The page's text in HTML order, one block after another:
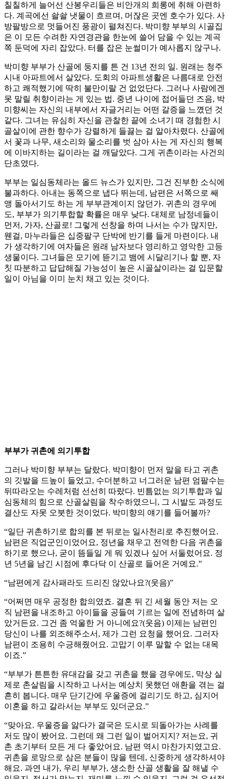
칠칠하게 늘어선 산봉우리들은 비안개의 희롱에 취해 아련하
다. 계곡에선 솰솰 냇물이 흐르며, 머잖은 곳엔 호수가 있다. 사
방팔방으로 멋들어진 풍광이 펼쳐진다. 박미향 부부의 시골집
은 이 모든 수려한 자연경관을 한눈에 쓸어 담을 수 있는 계곡
쪽 둔덕에 자리 잡았다. 터를 잡은 눈썰미가 예사롭지 않구나.
박미향 부부가 산골에 둥지를 튼 건 13년 전의 일. 원래는 청주
시내 아파트에서 살았다. 도회의 아파트생활은 나름대로 안전
하고 쾌적했기에 딱히 불만이랄 건 없었단다. 그러나 사람에겐
못 말릴 취향이라는 게 있는 법. 중년 나이에 접어들던 즈음, 박
미향씨는 자신의 내부에서 자글거리는 어떤 갈증을 느꼈던 것
같다. 그녀는 유심히 자신을 관찰한 끝에 소녀기 때 경험한 시
골살이에 관한 향수가 강렬하게 들끓는 걸 알아차렸다. 산골에
서 꽃과 나무, 새소리와 물소리를 벗 삼아 사는 게 자신의 행복
에 이바지하는 길이라는 걸 깨달았다. 그게 귀촌이라는 사건의
단초였다.
부부는 일심동체라는 올드 뉴스가 있지만, 그건 진부한 소식에
불과하다. 아내는 동쪽으로 냅다 뛰는데, 남편은 서쪽으로 쌔
앵 돌아서기도 하는 게 부부관계이지 않던가. 귀촌의 경우에
도, 부부가 의기투합할 확률은 매우 낮다. 대체로 남정네들이
먼저, 가자, 산골로! 그렇게 선창을 하며 나서는 수가 많지만,
웬걸, 마누라들은 십중팔구 단박에 반기를 들게 마련이다. 내
가 생각하기에 여자들은 원래 남자보다 영리하고 영악한 고등
생물이다. 그녀들은 모기에 뜯기고 뱀에 시달리기나 할 뿐, 자
칫 따분하고 답답해질 가능성이 높은 시골살이라는 걸 입문할
일이 아님을 이미 눈치 채고 있는 것이다.
부부가 귀촌에 의기투합
그러나 박미향 부부는 달랐다. 박미향이 먼저 말을 타고 귀촌
의 깃발을 드높이 들었고, 수더분하고 너그러운 남편 엄팔수는
뒤따라오는 수레처럼 선선히 따랐다. 빈틈없는 의기투합과 일
심동체의 힘으로 산골살림을 착수하였으니, 그 시발도 과정도
결산도 자못 오붓한 것이었다. 박미향의 얘기를 들어볼까?
“일단 귀촌하기로 합의를 본 뒤로는 일사천리로 추진했어요.
남편은 직업군인이었어요, 정년을 채우고 전역한 다음 귀촌을
하기로 했으나, 굳이 뜸들일 게 뭐 있겠나 싶어 서둘렀어요. 정
년 5년을 남긴 시점에 후다닥 이 산골로 들어온 거예요.”
“남편에게 감사패라도 드리진 않았나요?(웃음)”
“어쩌면 매우 공정한 합의였죠. 결혼 뒤 긴 세월 동안 저는 오
직 남편을 내조하고 아이들을 공들여 기르는 일에 전념하며 살
았거든요. 그건 좀 억울한 거 아니에요?(웃음) 이제는 남편인
당신이 나를 외조해주소서, 제가 그런 요청을 했어요. 그러자
남편이 조용히 수긍해줬어요. 고맙기 이루 말할 수 없는 대목
이죠.”
“부부가 튼튼한 유대감을 갖고 귀촌을 했을 경우에도, 막상 실
제로 촌살림을 시작하고 나서는 예상치 못했던 애환을 겪는 걸
흔히 봅니다. 매우 단기간에 우울증에 걸리기도 하고, 심지어
이혼을 하고 갈라서는 부부도 있더군요.”
“맞아요. 우울증을 앓다가 결국은 도시로 되돌아가는 사례를
저도 많이 봤어요. 그런데 왜 그런 일이 벌어지지? 저는요, 귀
촌 초기부터 모든 게 다 좋았어요. 남편 역시 마찬가지였고요.
귀촌을 로망으로 삼은 분들이 많을 텐데, 신중하게 생각하셔야
해요. 과연 내가, 우리 부부가, 생소한 산골 생활을 잘 해낼 수